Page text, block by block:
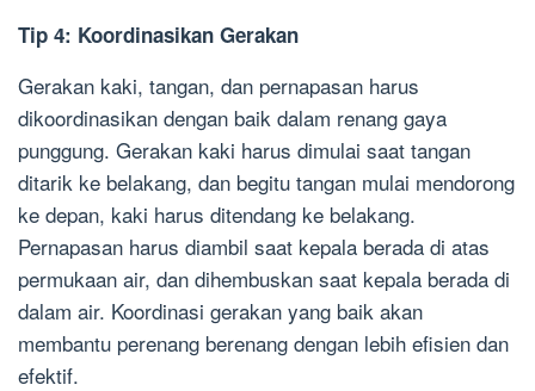
Tip 4: Koordinasikan Gerakan
Gerakan kaki, tangan, dan pernapasan harus
dikoordinasikan dengan baik dalam renang gaya
punggung. Gerakan kaki harus dimulai saat tangan
ditarik ke belakang, dan begitu tangan mulai mendorong
ke depan, kaki harus ditendang ke belakang.
Pernapasan harus diambil saat kepala berada di atas
permukaan air, dan dihembuskan saat kepala berada di
dalam air. Koordinasi gerakan yang baik akan
membantu perenang berenang dengan lebih efisien dan
efektif.